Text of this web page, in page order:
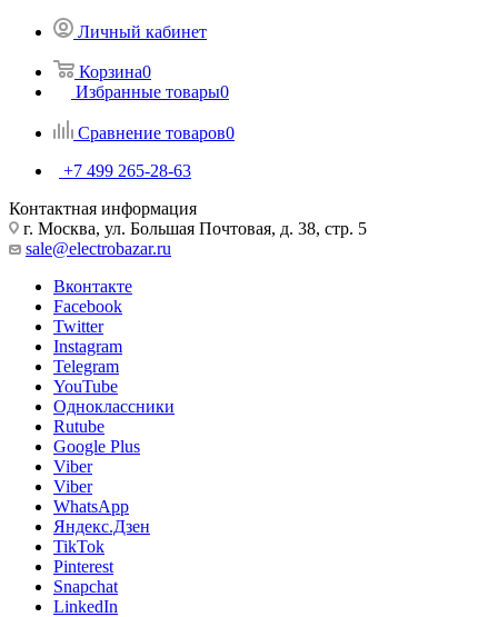
Личный кабинет
Корзина0
Избранные товары0
Сравнение товаров0
+7 499 265-28-63
Контактная информация
г. Москва, ул. Большая Почтовая, д. 38, стр. 5
sale@electrobazar.ru
Вконтакте
Facebook
Twitter
Instagram
Telegram
YouTube
Одноклассники
Rutube
Google Plus
Viber
Viber
WhatsApp
Яндекс.Дзен
TikTok
Pinterest
Snapchat
LinkedIn